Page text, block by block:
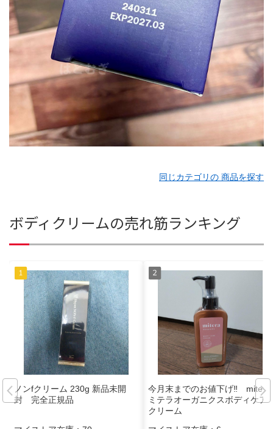
同じカテゴリの 商品を探す
ボディクリームの売れ筋ランキング
ノンfクリーム 230g 新品未開
封 完全正規品
今月末までのお値下げ‼️ mitera
ミテラオーガニクスボディケア
クリーム